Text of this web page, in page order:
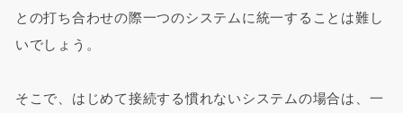
との打ち合わせの際一つのシステムに統一することは難し
いでしょう。
そこで、はじめて接続する慣れないシステムの場合は、一